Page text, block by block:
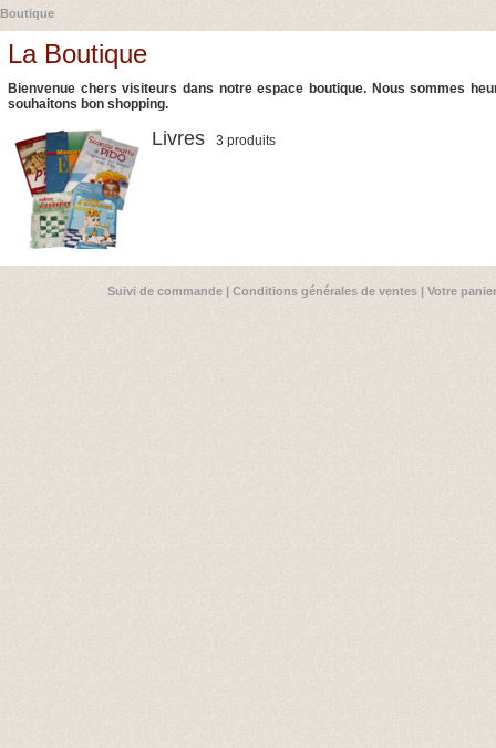
Boutique
La Boutique
Bienvenue chers visiteurs dans notre espace boutique. Nous sommes
souhaitons bon shopping.
Livres 3 produits
Suivi de commande | Conditions générales de ventes | Votre panier